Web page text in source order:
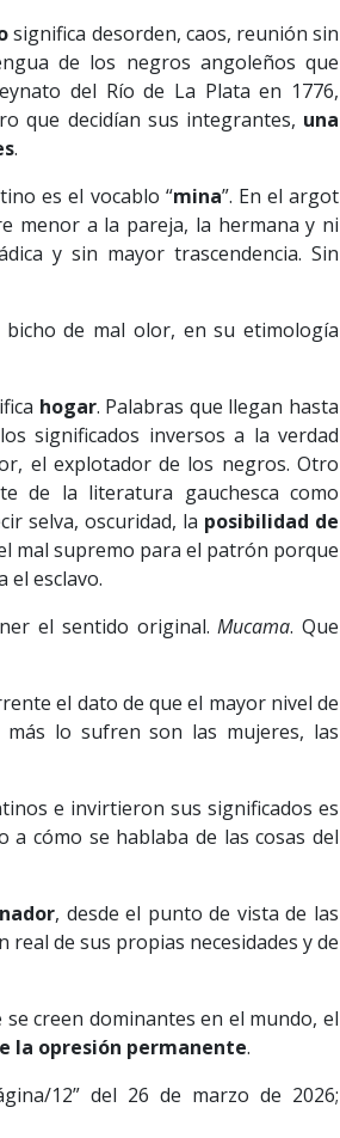
significa desorden, caos, reunión sin
de los negros angoleños que
del Río de La Plata en 1776,
que decidían sus integrantes, una
.
es el vocablo “mina”. En el argot
menor a la pareja, la hermana y ni
y sin mayor trascendencia. Sin
de mal olor, en su etimología
hogar. Palabras que llegan hasta
significados inversos a la verdad
el explotador de los negros. Otro
de la literatura gauchesca como
selva, oscuridad, la posibilidad de
mal supremo para el patrón porque
el esclavo.
el sentido original.Mucama. Que
el dato de que el mayor nivel de
lo sufren son las mujeres, las
e invirtieron sus significados es
cómo se hablaba de las cosas del
, desde el punto de vista de las
de sus propias necesidades y de
creen dominantes en el mundo, el
la opresión permanente.
12” del 26 de marzo de 2026;